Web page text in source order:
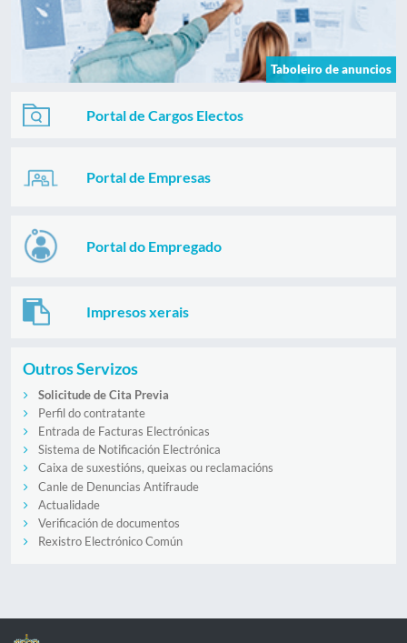
Taboleiro de anuncios
Portal de Cargos Electos
Portal de Empresas
Portal do Empregado
Impresos xerais
Outros Servizos
Solicitude de Cita Previa
Perfil do contratante
Entrada de Facturas Electrónicas
Sistema de Notificación Electrónica
Caixa de suxestións, queixas ou reclamacións
Canle de Denuncias Antifraude
Actualidade
Verificación de documentos
Rexistro Electrónico Común